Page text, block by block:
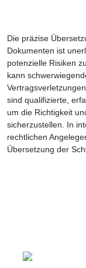
Die präzise
Dokumenten ist
potenzielle Risiken
kann
sind qualifizierte,
um die Richtigkeit
sicherzustellen. In
rechtlichen
Übersetzung der